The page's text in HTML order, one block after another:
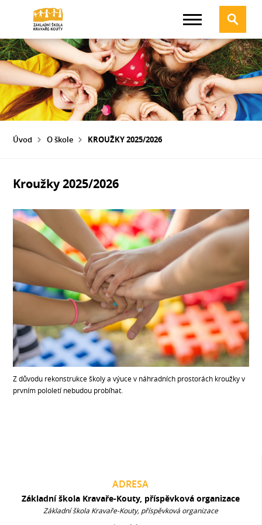
Úvod O škole KROUŽKY 2025/2026
Kroužky 2025/2026
Z důvodu rekonstrukce školy a výuce v náhradních prostorách kroužky v
prvním pololetí nebudou probíhat.
ADRESA
Základní škola Kravaře-Kouty, příspěvková organizace
Základní škola Kravaře-Kouty, příspěvková organizace